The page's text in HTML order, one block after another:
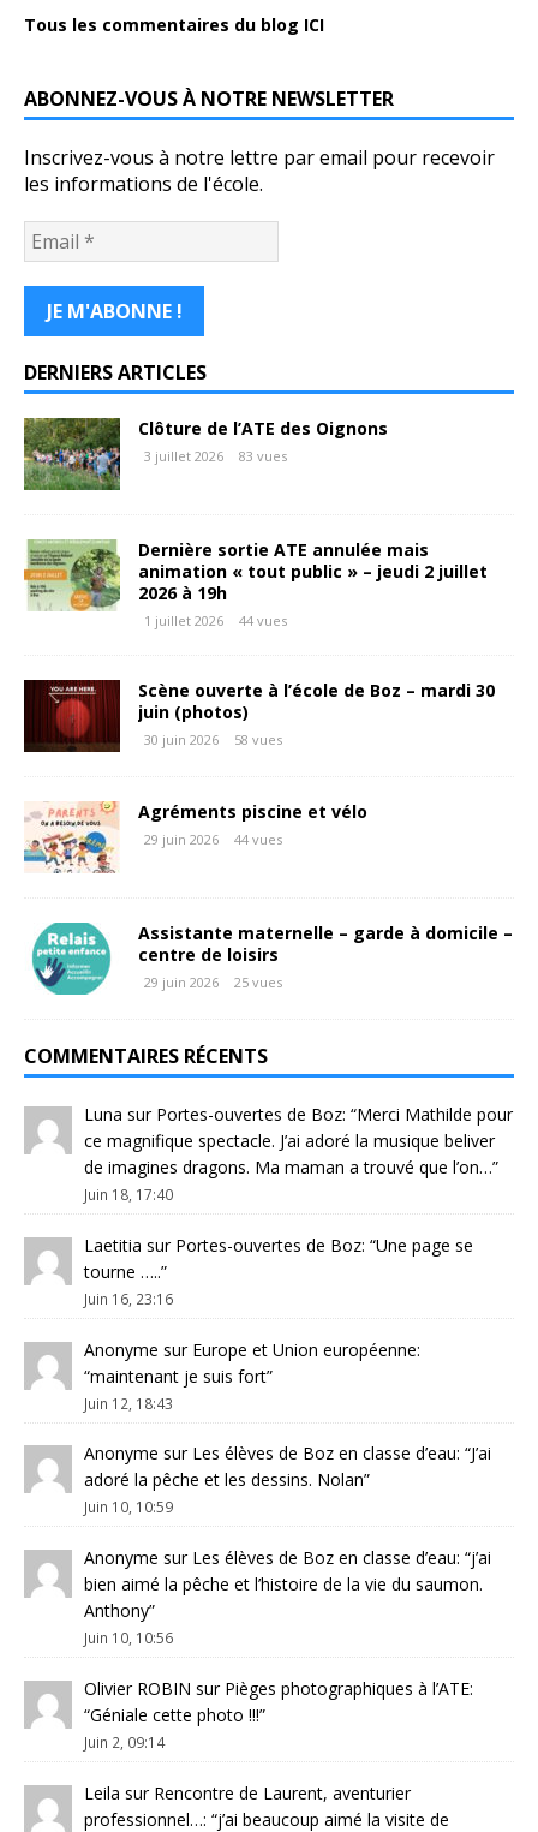
Tous les commentaires du blog ICI
ABONNEZ-VOUS À NOTRE NEWSLETTER
Inscrivez-vous à notre lettre par email pour recevoir
les informations de l'école.
DERNIERS ARTICLES
Clôture de l’ATE des Oignons
3 juillet 2026 83 vues
Dernière sortie ATE annulée mais
animation « tout public » – jeudi 2 juillet
2026 à 19h
1 juillet 2026 44 vues
Scène ouverte à l’école de Boz – mardi 30
juin (photos)
30 juin 2026 58 vues
Agréments piscine et vélo
29 juin 2026 44 vues
Assistante maternelle – garde à domicile –
centre de loisirs
29 juin 2026 25 vues
COMMENTAIRES RÉCENTS
Luna sur Portes-ouvertes de Boz: “Merci Mathilde pour
ce magnifique spectacle. J’ai adoré la musique beliver
de imagines dragons. Ma maman a trouvé que l’on…”
Juin 18, 17:40
Laetitia sur Portes-ouvertes de Boz: “Une page se
tourne …..”
Juin 16, 23:16
Anonyme sur Europe et Union européenne:
“maintenant je suis fort”
Juin 12, 18:43
Anonyme sur Les élèves de Boz en classe d’eau: “J’ai
adoré la pêche et les dessins. Nolan”
Juin 10, 10:59
Anonyme sur Les élèves de Boz en classe d’eau: “j’ai
bien aimé la pêche et l’histoire de la vie du saumon.
Anthony”
Juin 10, 10:56
Olivier ROBIN sur Pièges photographiques à l’ATE:
“Géniale cette photo !!!”
Juin 2, 09:14
Leila sur Rencontre de Laurent, aventurier
professionnel…: “j’ai beaucoup aimé la visite de